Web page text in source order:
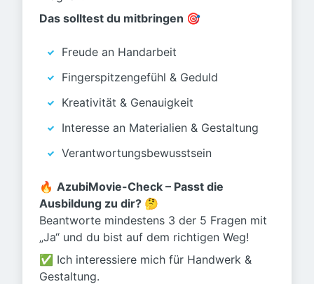
Das solltest du mitbringen 🎯
Freude an Handarbeit
Fingerspitzengefühl & Geduld
Kreativität & Genauigkeit
Interesse an Materialien & Gestaltung
Verantwortungsbewusstsein
🔥 AzubiMovie-Check – Passt die
Ausbildung zu dir? 🤔
Beantworte mindestens 3 der 5 Fragen mit
„Ja“ und du bist auf dem richtigen Weg!
✅ Ich interessiere mich für Handwerk &
Gestaltung.